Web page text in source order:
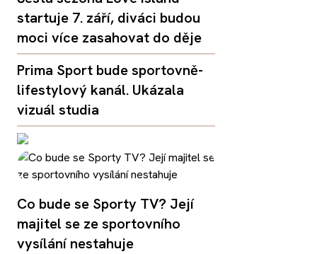
startuje 7. září, diváci budou
moci více zasahovat do děje
Prima Sport bude sportovně-
lifestylový kanál. Ukázala
vizuál studia
Co bude se Sporty TV? Její
majitel se ze sportovního
vysílání nestahuje